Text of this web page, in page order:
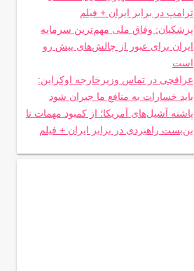
ترامپ در برابر ایران + فیلم
پزشکیان: وفاق ملی مهم‌ترین سرمایه
ایران برای عبور از چالش‌های پیش رو
است
عراقچی در تماس وزیرخارجه اوکراین:
باید خسارات به منافع ما جبران شود
پاشنه آشیل‌های آمریکا؛ از کمبود مهمات تا
بن‌بست راهبردی در برابر ایران + فیلم